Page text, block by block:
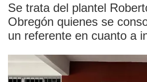
Se trata del plantel
Obregón quienes se
un referente en cuanto a